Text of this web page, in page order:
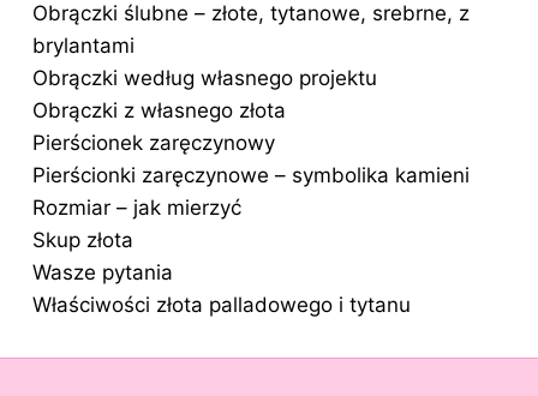
Obrączki ślubne – złote, tytanowe, srebrne, z
brylantami
Obrączki według własnego projektu
Obrączki z własnego złota
Pierścionek zaręczynowy
Pierścionki zaręczynowe – symbolika kamieni
Rozmiar – jak mierzyć
Skup złota
Wasze pytania
Właściwości złota palladowego i tytanu